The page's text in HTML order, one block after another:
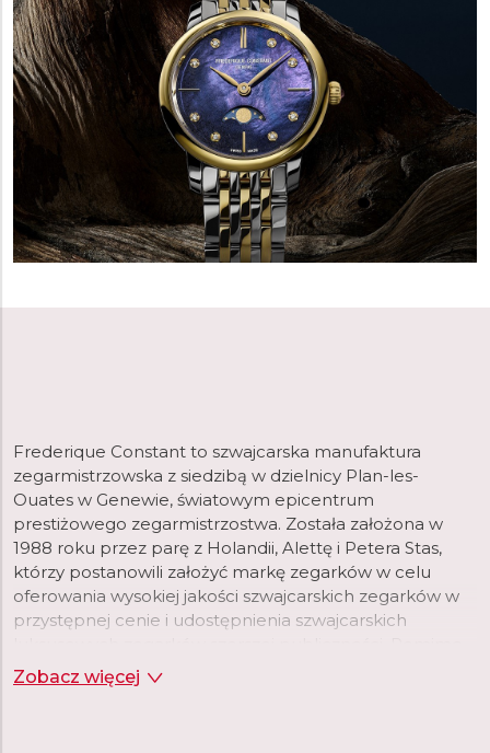
Frederique Constant to szwajcarska manufaktura
zegarmistrzowska z siedzibą w dzielnicy Plan-les-
Ouates w Genewie, światowym epicentrum
prestiżowego zegarmistrzostwa. Została założona w
1988 roku przez parę z Holandii, Alettę i Petera Stas,
którzy postanowili założyć markę zegarków w celu
oferowania wysokiej jakości szwajcarskich zegarków w
przystępnej cenie i udostępnienia szwajcarskich
krótkiej historii, marka szybko osiągnęła dużą
popularność i uznanie. Cztery lata po założeniu marki, w
Zobacz więcej